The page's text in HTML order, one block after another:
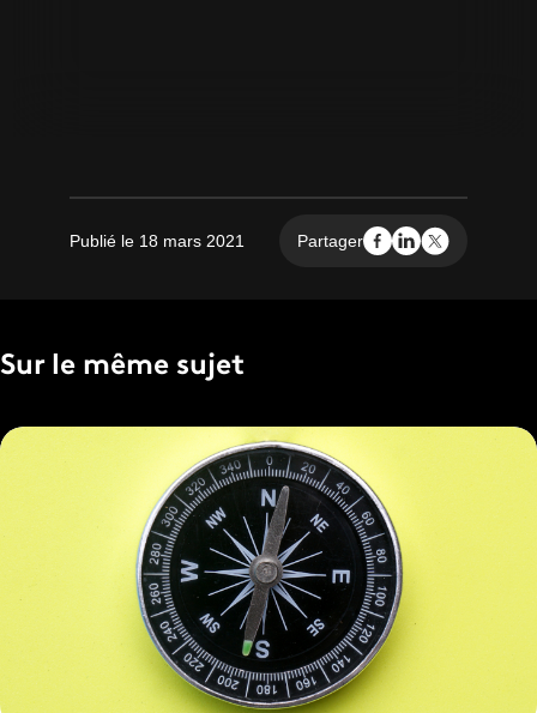
Publié le 18 mars 2021 Partager
Sur le même sujet